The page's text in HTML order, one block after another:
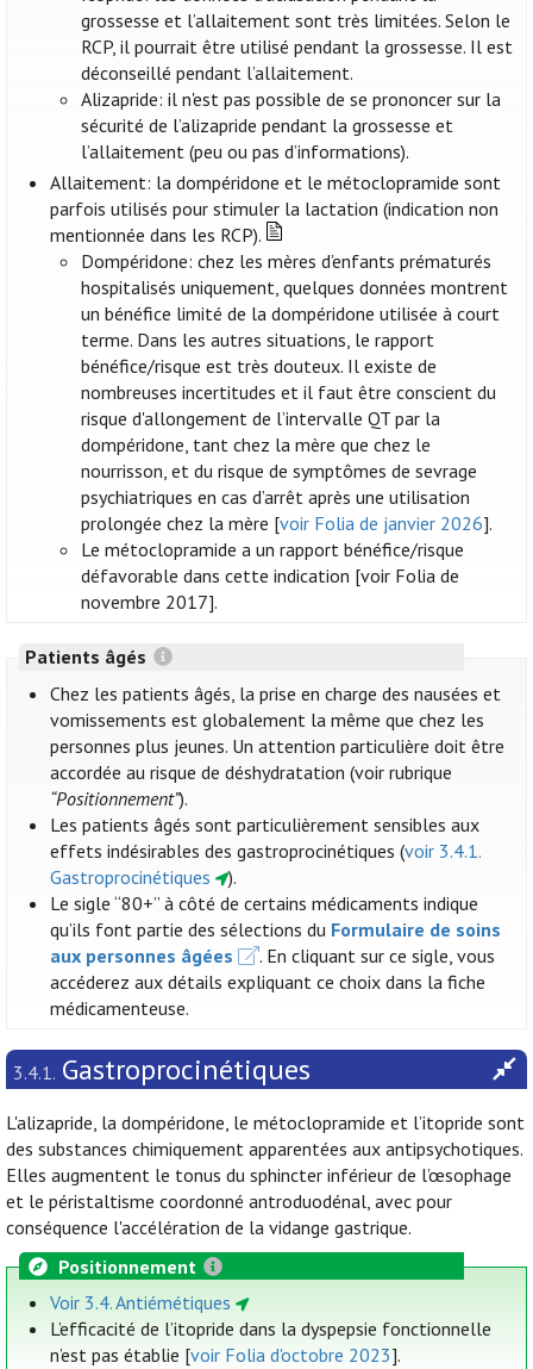
grossesse et l’allaitement sont très limitées. Selon le
RCP, il pourrait être utilisé pendant la grossesse. Il est
déconseillé pendant l’allaitement.
Alizapride: il n'est pas possible de se prononcer sur la
sécurité de l’alizapride pendant la grossesse et
l’allaitement (peu ou pas d’informations).
Allaitement: la dompéridone et le métoclopramide sont
parfois utilisés pour stimuler la lactation (indication non
mentionnée dans les RCP).
Dompéridone: chez les mères d’enfants prématurés
hospitalisés uniquement, quelques données montrent
un bénéfice limité de la dompéridone utilisée à court
terme. Dans les autres situations, le rapport
bénéfice/risque est très douteux. Il existe de
nombreuses incertitudes et il faut être conscient du
risque d'allongement de l’intervalle QT par la
dompéridone, tant chez la mère que chez le
nourrisson, et du risque de symptômes de sevrage
psychiatriques en cas d’arrêt après une utilisation
prolongée chez la mère [voir Folia de janvier 2026].
Le métoclopramide a un rapport bénéfice/risque
défavorable dans cette indication [voir Folia de
novembre 2017].
Patients âgés
Chez les patients âgés, la prise en charge des nausées et
vomissements est globalement la même que chez les
personnes plus jeunes. Un attention particulière doit être
accordée au risque de déshydratation (voir rubrique
“Positionnement”).
Les patients âgés sont particulièrement sensibles aux
effets indésirables des gastroprocinétiques (voir 3.4.1.
Gastroprocinétiques
).
Le sigle “80+” à côté de certains médicaments indique
qu’ils font partie des sélections du Formulaire de soins
aux personnes âgées
. En cliquant sur ce sigle, vous
accéderez aux détails expliquant ce choix dans la fiche
médicamenteuse.
3.4.1. Gastroprocinétiques
L'alizapride, la dompéridone, le métoclopramide et l’itopride sont
des substances chimiquement apparentées aux antipsychotiques.
Elles augmentent le tonus du sphincter inférieur de l’œsophage
et le péristaltisme coordonné antroduodénal, avec pour
conséquence l'accélération de la vidange gastrique.
Positionnement
Voir 3.4. Antiémétiques
L’efficacité de l’itopride dans la dyspepsie fonctionnelle
n’est pas établie [voir Folia d'octobre 2023].